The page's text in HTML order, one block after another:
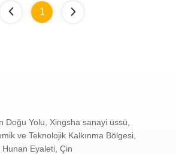
1
Doğu Yolu, Xingsha sanayi üssü,
ve Teknolojik Kalkınma Bölgesi,
Eyaleti, Çin